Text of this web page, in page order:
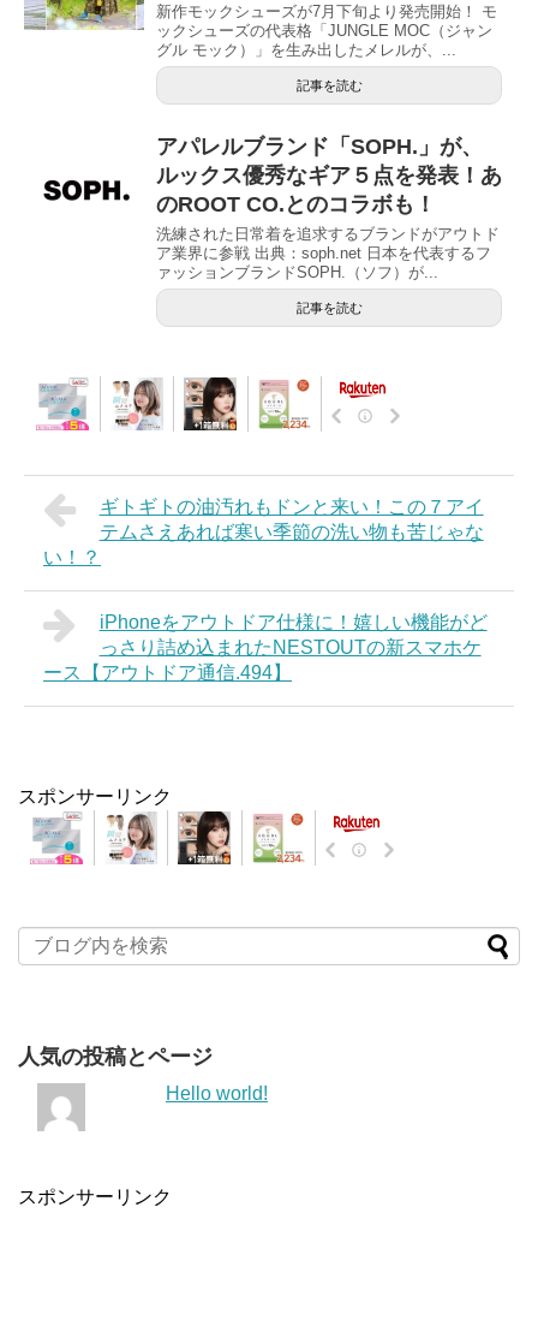
新作モックシューズが7月下旬より発売開始！ モ
ックシューズの代表格「JUNGLE MOC（ジャン
グル モック）」を生み出したメレルが、...
記事を読む
アパレルブランド「SOPH.」が、
ルックス優秀なギア５点を発表！あ
のROOT CO.とのコラボも！
洗練された日常着を追求するブランドがアウトド
ア業界に参戦 出典：soph.net 日本を代表するフ
ァッションブランドSOPH.（ソフ）が...
記事を読む
ギトギトの油汚れもドンと来い！この７アイ
テムさえあれば寒い季節の洗い物も苦じゃな
い！？
iPhoneをアウトドア仕様に！嬉しい機能がど
っさり詰め込まれたNESTOUTの新スマホケ
ース【アウトドア通信.494】
スポンサーリンク
人気の投稿とページ
Hello world!
スポンサーリンク